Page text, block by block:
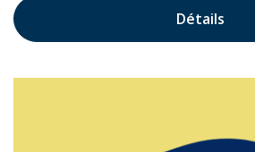
Détails